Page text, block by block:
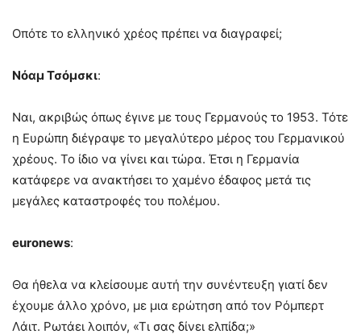
Οπότε το ελληνικό χρέος πρέπει να διαγραφεί;
Νόαμ Τσόμσκι:
Ναι, ακριβώς όπως έγινε με τους Γερμανούς το 1953. Τότε
η Ευρώπη διέγραψε το μεγαλύτερο μέρος του Γερμανικού
χρέους. Το ίδιο να γίνει και τώρα. Έτσι η Γερμανία
κατάφερε να ανακτήσει το χαμένο έδαφος μετά τις
μεγάλες καταστροφές του πολέμου.
euronews:
Θα ήθελα να κλείσουμε αυτή την συνέντευξη γιατί δεν
έχουμε άλλο χρόνο, με μια ερώτηση από τον Ρόμπερτ
Λάιτ. Ρωτάει λοιπόν, «Τι σας δίνει ελπίδα;»